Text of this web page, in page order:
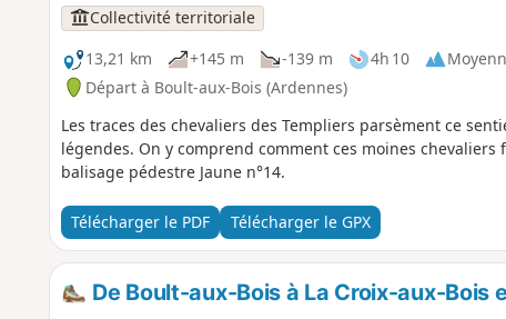
Collectivité territoriale
13,21 km
+145 m -139 m 4h 10
Départ à Boult-aux-Bois (Ardennes)
Les traces des chevaliers des Templiers parsèment ce
légendes. On y comprend comment ces moines
balisage pédestre Jaune n°14.
Télécharger le PDF Télécharger le GPX
De Boult-aux-Bois à La Croix-aux-Bois